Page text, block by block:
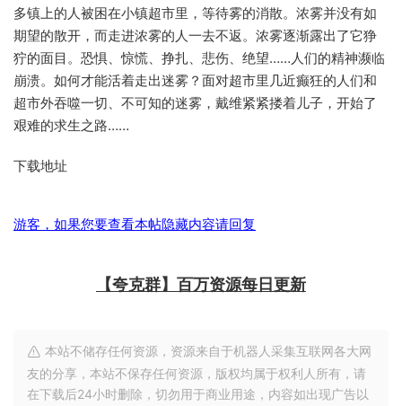
多镇上的人被困在小镇超市里，等待雾的消散。浓雾并没有如
期望的散开，而走进浓雾的人一去不返。浓雾逐渐露出了它狰
狞的面目。恐惧、惊慌、挣扎、悲伤、绝望……人们的精神濒临
崩溃。如何才能活着走出迷雾？面对超市里几近癫狂的人们和
超市外吞噬一切、不可知的迷雾，戴维紧紧搂着儿子，开始了
艰难的求生之路……
下载地址
游客，如果您要查看本帖隐藏内容请回复
【夸克群】百万资源每日更新
本站不储存任何资源，资源来自于机器人采集互联网各大网
友的分享，本站不保存任何资源，版权均属于权利人所有，请
在下载后24小时删除，切勿用于商业用途，内容如出现广告以